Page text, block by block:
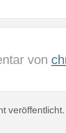
von
veröffentlicht.